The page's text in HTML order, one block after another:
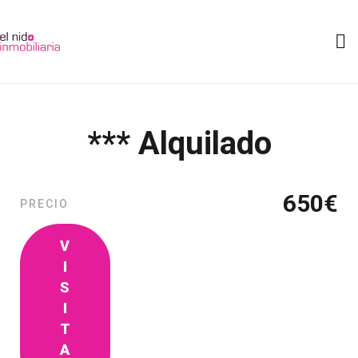
*** Alquilado
PRECIO €
650
V
I
S
I
T
A